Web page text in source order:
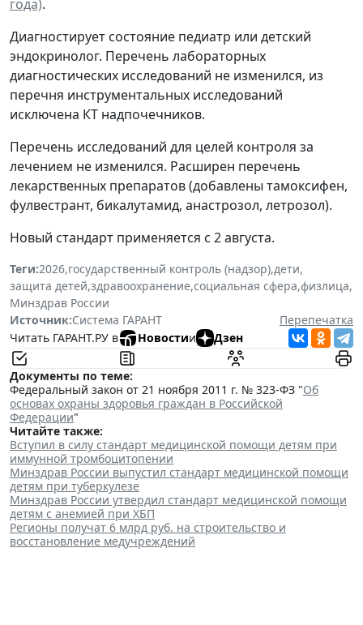
года).
Диагностирует состояние педиатр или детский
эндокринолог. Перечень лабораторных
диагностических исследований не изменился, из
перечня инструментальных исследований
исключена КТ надпочечников.
Перечень исследований для целей контроля за
лечением не изменился. Расширен перечень
лекарственных препаратов (добавлены тамоксифен,
фулвестрант, бикалутамид, анастрозол, летрозол).
Новый стандарт применяется с 2 августа.
Теги:2026,государственный контроль (надзор),дети,
защита детей,здравоохранение,социальная сфера,физлица,
Минздрав России
Источник:Система ГАРАНТ
Перепечатка
Читать ГАРАНТ.РУ в
Новостии Дзен
Документы по теме:
Федеральный закон от 21 ноября 2011 г. № 323-ФЗ "Об
основах охраны здоровья граждан в Российской
Федерации"
Читайте также:
Вступил в силу стандарт медицинской помощи детям при
иммунной тромбоцитопении
Минздрав России выпустил стандарт медицинской помощи
детям при туберкулезе
Минздрав России утвердил стандарт медицинской помощи
детям с анемией при ХБП
Регионы получат 6 млрд руб. на строительство и
восстановление медучреждений